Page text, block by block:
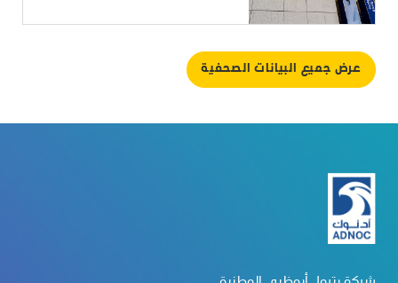
عرض جميع البيانات الصحفية